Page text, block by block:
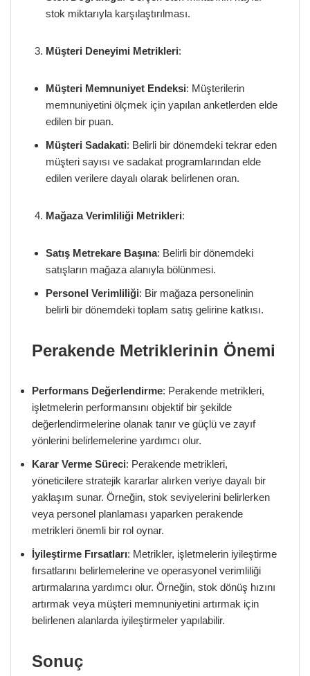
stok miktarıyla karşılaştırılması.
Müşteri Deneyimi Metrikleri:
Müşteri Memnuniyet Endeksi: Müşterilerin
memnuniyetini ölçmek için yapılan anketlerden elde
edilen bir puan.
Müşteri Sadakati: Belirli bir dönemdeki tekrar eden
müşteri sayısı ve sadakat programlarından elde
edilen verilere dayalı olarak belirlenen oran.
Mağaza Verimliliği Metrikleri:
Satış Metrekare Başına: Belirli bir dönemdeki
satışların mağaza alanıyla bölünmesi.
Personel Verimliliği: Bir mağaza personelinin
belirli bir dönemdeki toplam satış gelirine katkısı.
Perakende Metriklerinin Önemi
Performans Değerlendirme: Perakende metrikleri,
işletmelerin performansını objektif bir şekilde
değerlendirmelerine olanak tanır ve güçlü ve zayıf
yönlerini belirlemelerine yardımcı olur.
Karar Verme Süreci: Perakende metrikleri,
yöneticilere stratejik kararlar alırken veriye dayalı bir
yaklaşım sunar. Örneğin, stok seviyelerini belirlerken
veya personel planlaması yaparken perakende
metrikleri önemli bir rol oynar.
İyileştirme Fırsatları: Metrikler, işletmelerin iyileştirme
fırsatlarını belirlemelerine ve operasyonel verimliliği
artırmalarına yardımcı olur. Örneğin, stok dönüş hızını
artırmak veya müşteri memnuniyetini artırmak için
belirlenen alanlarda iyileştirmeler yapılabilir.
Sonuç